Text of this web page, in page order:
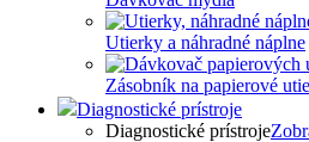
Utierky a náhradné náplne
Zásobník na papierové
Diagnostické prístroje
Diagnostické prístroje